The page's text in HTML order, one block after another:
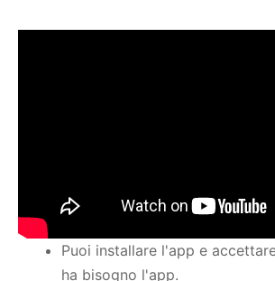
Puoi installare l'app e
ha bisogno l'app.